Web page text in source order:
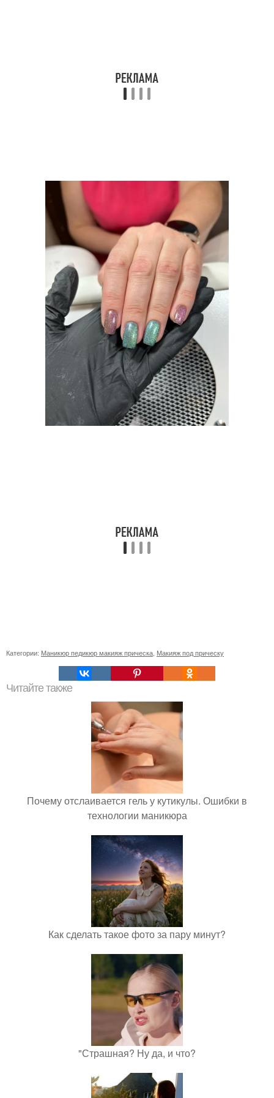
Категории: Маникюр педикюр макияж прическа, Макияж под прическу
Читайте также
Почему отслаивается гель у кутикулы. Ошибки в
технологии маникюра
Как сделать такое фото за пару минут?
"Страшная? Ну да, и что?